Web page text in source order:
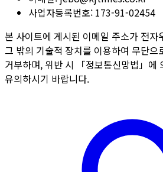
사업자등록번호: 173-91-02454
본 사이트에 게시된 이메일 주소가 전
그 밖의 기술적 장치를 이용하여 무단으
거부하며, 위반 시 「정보통신망법」에
유의하시기 바랍니다.